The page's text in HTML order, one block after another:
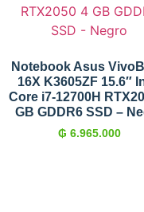
Notebook Asus
16X K3605ZF 15.6″
Core i7-12700H
GB GDDR6 SSD –
₲ 6.965.000